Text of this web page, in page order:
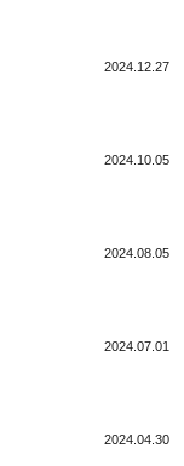
2024.12.27
2024.10.05
2024.08.05
2024.07.01
2024.04.30